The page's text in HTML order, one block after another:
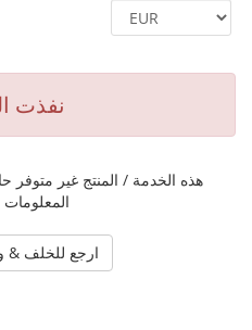
نفذت
هذه الخدمة / المنتج غير متوفر
ارجع للخلف &